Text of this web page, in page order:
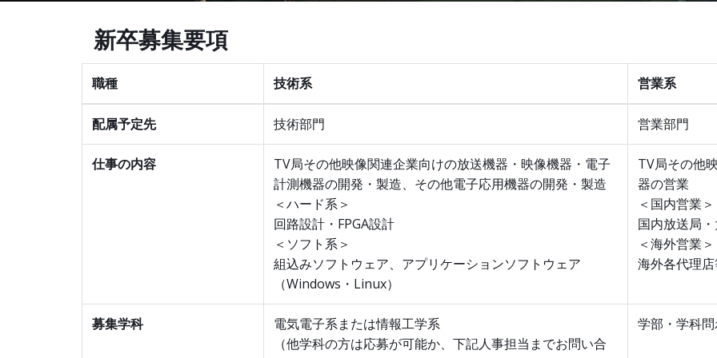
新卒募集要項
職種 技術系 営業系
配属予定先 技術部門 営業部門
仕事の内容
TV局その他映像関連企業向けの放送機器・映像機器・電子
計測機器の開発・製造、その他電子応用機器の開発・製造
＜ハード系＞
回路設計・FPGA設計
＜ソフト系＞
組込みソフトウェア、アプリケーションソフトウェア
（Windows・Linux）
TV局その他
器の営業
＜国内営業＞
国内放送局
＜海外営業＞
海外各代理
募集学科
電気電子系または情報工学系
（他学科の方は応募が可能か、下記人事担当までお問い合
学部・学科